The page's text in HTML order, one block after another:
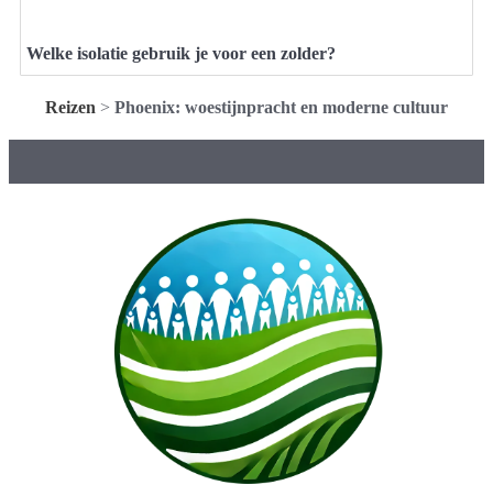
Welke isolatie gebruik je voor een zolder?
Reizen > Phoenix: woestijnpracht en moderne cultuur